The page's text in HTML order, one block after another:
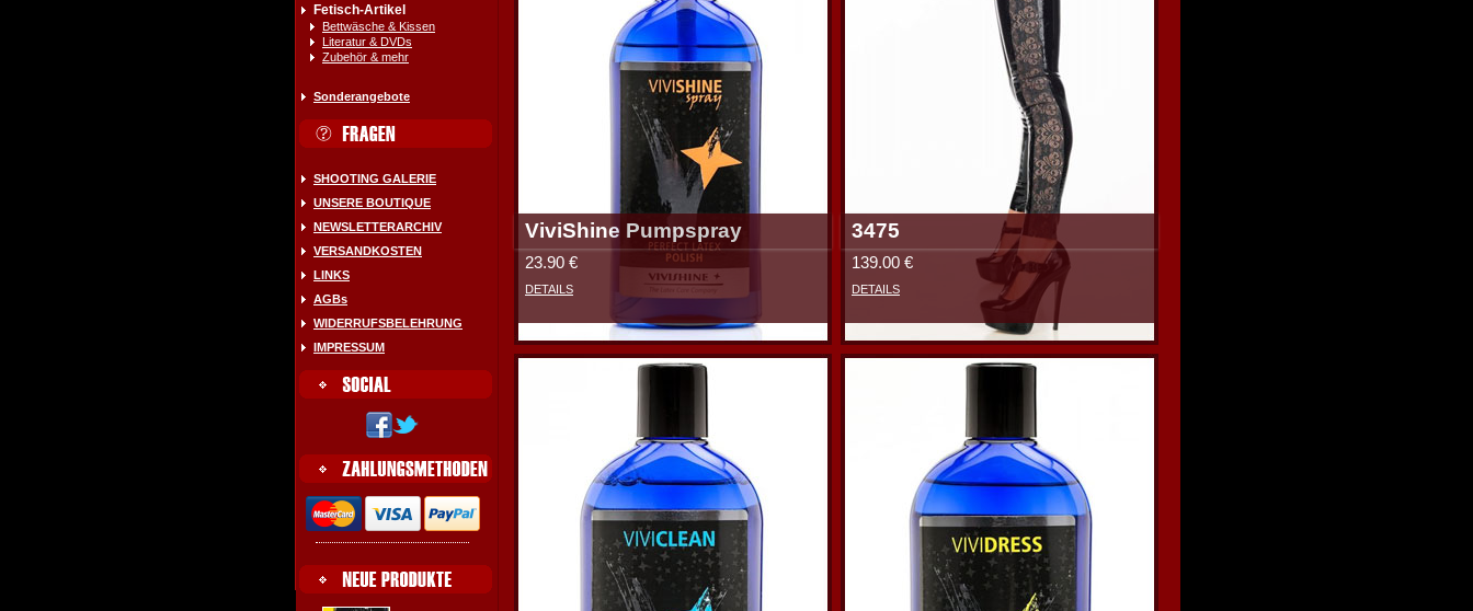
Fetisch-Artikel
Bettwäsche & Kissen
Literatur & DVDs
Zubehör & mehr
Sonderangebote
SHOOTING GALERIE
UNSERE BOUTIQUE
NEWSLETTERARCHIV
VERSANDKOSTEN
LINKS
AGBs
WIDERRUFSBELEHRUNG
IMPRESSUM
ViviShine Pumpspray
23.90 €
DETAILS
3475
139.00 €
DETAILS